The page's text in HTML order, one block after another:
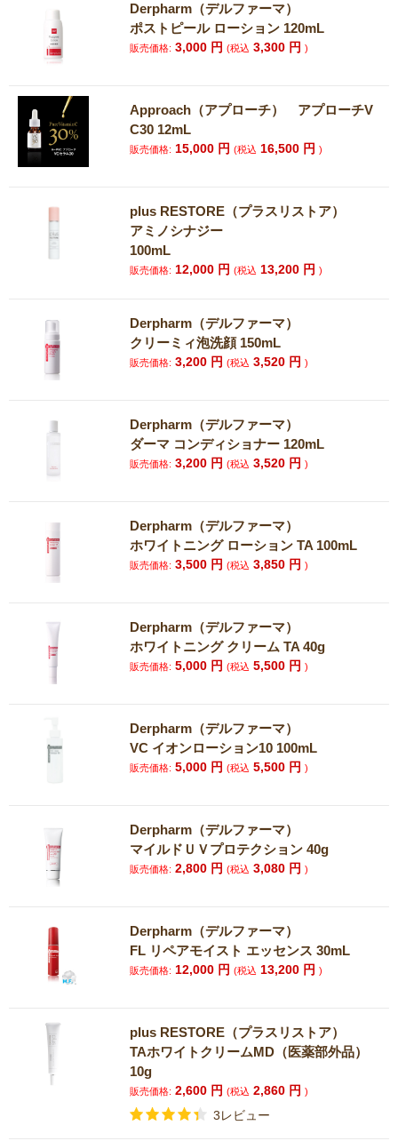
Derpharm（デルファーマ）
ポストピール ローション 120mL
販売価格: 3,000 円(税込 3,300 円)
Approach（アプローチ） アプローチV
C30 12mL
販売価格: 15,000 円(税込 16,500 円)
plus RESTORE（プラスリストア）
アミノシナジー
100mL
販売価格: 12,000 円(税込 13,200 円)
Derpharm（デルファーマ）
クリーミィ泡洗顔 150mL
販売価格: 3,200 円(税込 3,520 円)
Derpharm（デルファーマ）
ダーマ コンディショナー 120mL
販売価格: 3,200 円(税込 3,520 円)
Derpharm（デルファーマ）
ホワイトニング ローション TA 100mL
販売価格: 3,500 円(税込 3,850 円)
Derpharm（デルファーマ）
ホワイトニング クリーム TA 40g
販売価格: 5,000 円(税込 5,500 円)
Derpharm（デルファーマ）
VC イオンローション10 100mL
販売価格: 5,000 円(税込 5,500 円)
Derpharm（デルファーマ）
マイルドＵＶプロテクション 40g
販売価格: 2,800 円(税込 3,080 円)
Derpharm（デルファーマ）
FL リペアモイスト エッセンス 30mL
販売価格: 12,000 円(税込 13,200 円)
plus RESTORE（プラスリストア）
TAホワイトクリームMD（医薬部外品）
10g
販売価格: 2,600 円(税込 2,860 円)
3レビュー